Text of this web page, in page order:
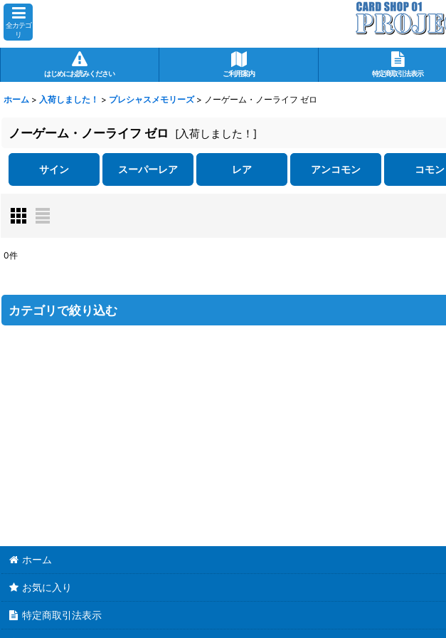
全カテゴ
リ
はじめにお読みください ご利用案内 特定商取引法表示
ホーム > 入荷しました！ > プレシャスメモリーズ > ノーゲーム・ノーライフ ゼロ
ノーゲーム・ノーライフ ゼロ [入荷しました！ ]
サイン スーパーレア レア アンコモン コモン
在庫あり
0件
カテゴリで絞り込む
まちカドまぞく
五等分の花嫁
ホーム
お気に入り
特定商取引法表示